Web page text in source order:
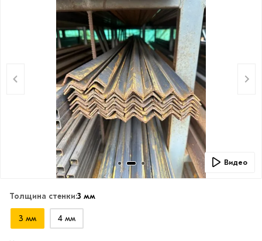
Видео
Толщина стенки:3 мм
3 мм 4 мм